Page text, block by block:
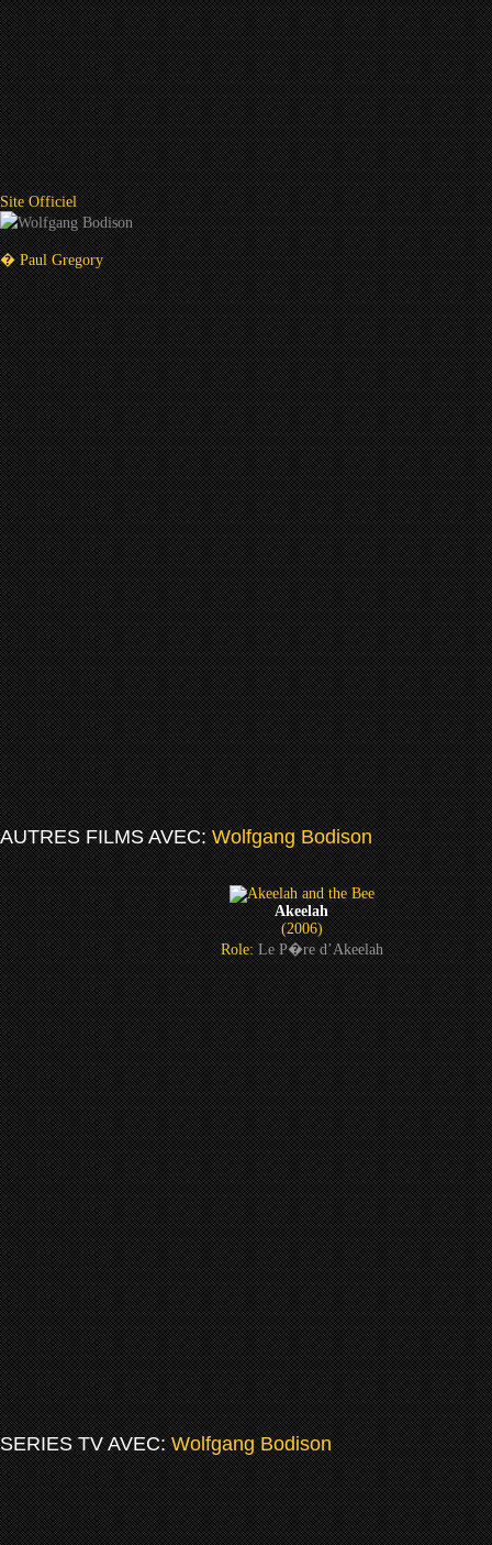
Site Officiel
� Paul Gregory
AUTRES FILMS AVEC:Wolfgang Bodison
Akeelah
(2006)
Role:Le P�re d’Akeelah
SERIES TV AVEC:Wolfgang Bodison